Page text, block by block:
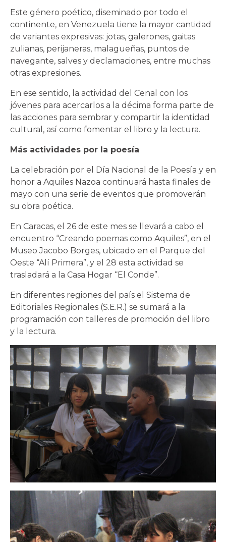
Este género poético, diseminado por todo el
continente, en Venezuela tiene la mayor cantidad
de variantes expresivas: jotas, galerones, gaitas
zulianas, perijaneras, malagueñas, puntos de
navegante, salves y declamaciones, entre muchas
otras expresiones.
En ese sentido, la actividad del Cenal con los
jóvenes para acercarlos a la décima forma parte de
las acciones para sembrar y compartir la identidad
cultural, así como fomentar el libro y la lectura.
Más actividades por la poesía
La celebración por el Día Nacional de la Poesía y en
honor a Aquiles Nazoa continuará hasta finales de
mayo con una serie de eventos que promoverán
su obra poética.
En Caracas, el 26 de este mes se llevará a cabo el
encuentro “Creando poemas como Aquiles”, en el
Museo Jacobo Borges, ubicado en el Parque del
Oeste “Alí Primera”, y el 28 esta actividad se
trasladará a la Casa Hogar “El Conde”.
En diferentes regiones del país el Sistema de
Editoriales Regionales (S.E.R.) se sumará a la
programación con talleres de promoción del libro
y la lectura.